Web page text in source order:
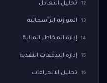
12 تحليل التعادل
13 الموازنة الرأسمالية
14 إدارة المخاطر المالية
15 إدارة التدفقات النقدية
16 تحليل الانحرافات